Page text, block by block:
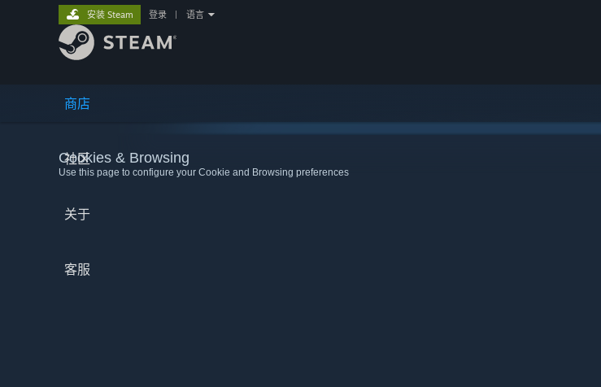
商店
社区
关于
客服
安装 Steam 登录 语言
Cookies & Browsing
Use this page to configure your Cookie and Browsing preferences